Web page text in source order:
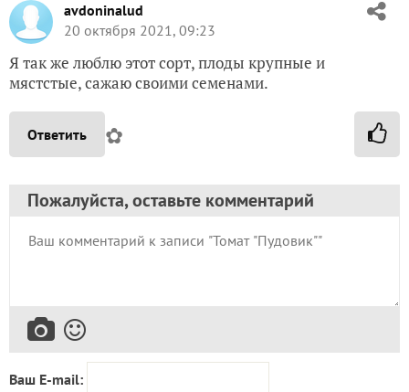
avdoninalud
20 октября 2021, 09:23
Я так же люблю этот сорт, плоды крупные и
мястстые, сажаю своими семенами.
Ответить ✿
Пожалуйста, оставьте комментарий
Ваш E-mail: